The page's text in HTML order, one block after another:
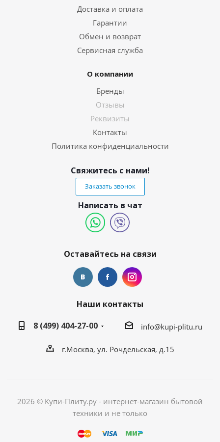
Доставка и оплата
Гарантии
Обмен и возврат
Сервисная служба
О компании
Бренды
Отзывы
Реквизиты
Контакты
Политика конфиденциальности
Свяжитесь с нами!
Заказать звонок
Написать в чат
Оставайтесь на связи
Наши контакты
8 (499) 404-27-00
info@kupi-plitu.ru
г.Москва, ул. Рочдельская, д.15
2026 © Купи-Плиту.ру - интернет-магазин бытовой
техники и не только